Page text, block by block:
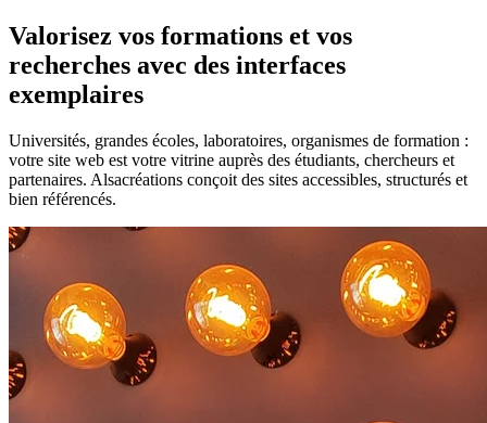
Valorisez vos formations et vos
recherches avec des interfaces
exemplaires
Universités, grandes écoles, laboratoires, organismes de formation :
votre site web est votre vitrine auprès des étudiants, chercheurs et
partenaires. Alsacréations conçoit des sites accessibles, structurés et
bien référencés.